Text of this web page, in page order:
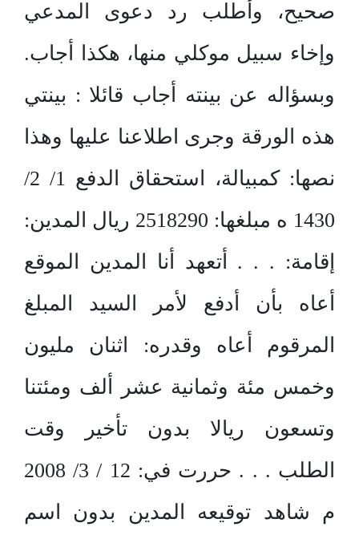
صحيح، وأطلب رد دعوى المدعي
وإخاء سبيل موكلي منها، هكذا أجاب.
وبسؤاله عن بينته أجاب قائلا : بينتي
هذه الورقة وجرى اطلاعنا عليها وهذا
نصها: كمبيالة، استحقاق الدفع 1/ 2/
1430 ه مبلغها: 2518290 ريال المدين:
إقامة: . . . أتعهد أنا المدين الموقع
أعاه بأن أدفع لأمر السيد المبلغ
المرقوم أعاه وقدره: اثنان مليون
وخمس مئة وثمانية عشر ألف ومئتنا
وتسعون ريالا بدون تأخير وقت
الطلب . . . حررت في: 12 / 3/ 2008
م شاهد توقيعه المدين بدون اسم